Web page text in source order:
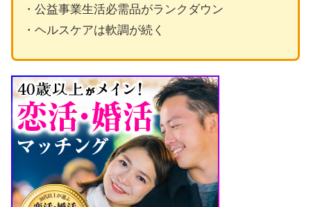
・公益事業生活必需品がランクダウン
・ヘルスケアは軟調が続く